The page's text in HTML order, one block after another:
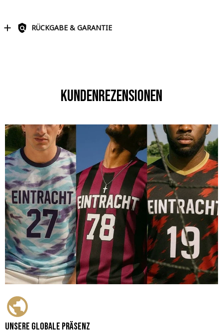
RÜCKGABE & GARANTIE
Kundenrezensionen
Unsere globale Präsenz